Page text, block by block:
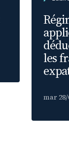
les
mar 28/